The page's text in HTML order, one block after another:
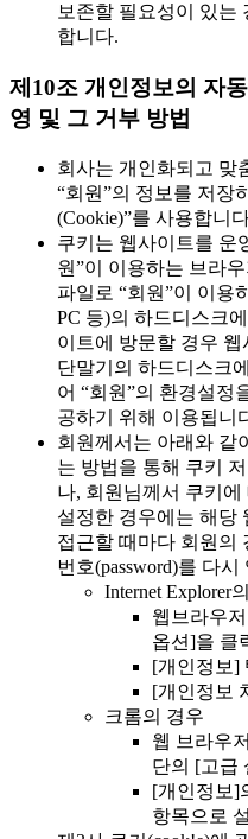
보존할 필요성이 있는
합니다.
제10조 개인정보의 자
영 및 그 거부 방법
회사는 개인화되고 맞
“회원”의 정보를 저장
(Cookie)”를 사용합니
쿠키는 웹사이트를 운
원”이 이용하는 브라
파일로 “회원”이 이용
PC 등)의 하드디스크
이트에 방문할 경우
단말기의 하드디스크
어 “회원”의 환경설정
공하기 위해 이용됩니
회원께서는 아래와 같
는 방법을 통해 쿠키
나, 회원님께서 쿠키
설정한 경우에는 해당
접근할 때마다 회원의
번호(password)를 다
Internet Explorer
웹브라우
옵션]을 클
[개인정보]
[개인정보
크롬의 경우
웹 브라우
단의 [고급
[개인정보]
항목으로